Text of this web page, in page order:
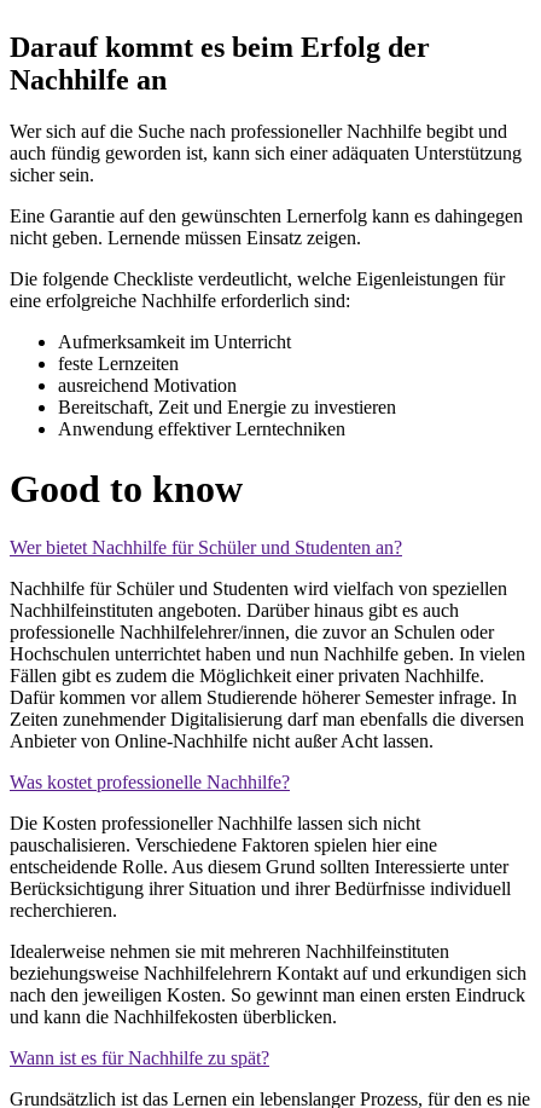
Darauf kommt es beim Erfolg der
Nachhilfe an
Wer sich auf die Suche nach professioneller Nachhilfe begibt und
auch fündig geworden ist, kann sich einer adäquaten Unterstützung
sicher sein.
Eine Garantie auf den gewünschten Lernerfolg kann es dahingegen
nicht geben. Lernende müssen Einsatz zeigen.
Die folgende Checkliste verdeutlicht, welche Eigenleistungen für
eine erfolgreiche Nachhilfe erforderlich sind:
Aufmerksamkeit im Unterricht
feste Lernzeiten
ausreichend Motivation
Bereitschaft, Zeit und Energie zu investieren
Anwendung effektiver Lerntechniken
Good to know
Wer bietet Nachhilfe für Schüler und Studenten an?
Nachhilfe für Schüler und Studenten wird vielfach von speziellen
Nachhilfeinstituten angeboten. Darüber hinaus gibt es auch
professionelle Nachhilfelehrer/innen, die zuvor an Schulen oder
Hochschulen unterrichtet haben und nun Nachhilfe geben. In vielen
Fällen gibt es zudem die Möglichkeit einer privaten Nachhilfe.
Dafür kommen vor allem Studierende höherer Semester infrage. In
Zeiten zunehmender Digitalisierung darf man ebenfalls die diversen
Anbieter von Online-Nachhilfe nicht außer Acht lassen.
Was kostet professionelle Nachhilfe?
Die Kosten professioneller Nachhilfe lassen sich nicht
pauschalisieren. Verschiedene Faktoren spielen hier eine
entscheidende Rolle. Aus diesem Grund sollten Interessierte unter
Berücksichtigung ihrer Situation und ihrer Bedürfnisse individuell
recherchieren.
Idealerweise nehmen sie mit mehreren Nachhilfeinstituten
beziehungsweise Nachhilfelehrern Kontakt auf und erkundigen sich
nach den jeweiligen Kosten. So gewinnt man einen ersten Eindruck
und kann die Nachhilfekosten überblicken.
Wann ist es für Nachhilfe zu spät?
Grundsätzlich ist das Lernen ein lebenslanger Prozess, für den es nie